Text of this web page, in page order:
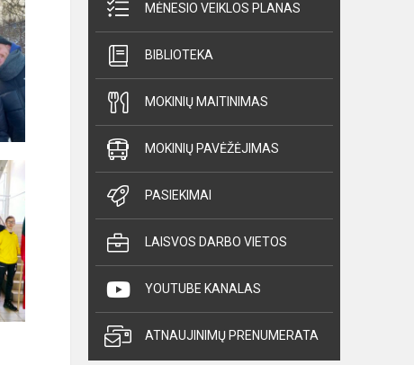
MĖNESIO VEIKLOS PLANAS
BIBLIOTEKA
MOKINIŲ MAITINIMAS
MOKINIŲ PAVĖŽĖJIMAS
PASIEKIMAI
LAISVOS DARBO VIETOS
YOUTUBE KANALAS
ATNAUJINIMŲ PRENUMERATA